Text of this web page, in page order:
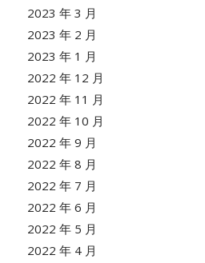
2023 年 3 月
2023 年 2 月
2023 年 1 月
2022 年 12 月
2022 年 11 月
2022 年 10 月
2022 年 9 月
2022 年 8 月
2022 年 7 月
2022 年 6 月
2022 年 5 月
2022 年 4 月